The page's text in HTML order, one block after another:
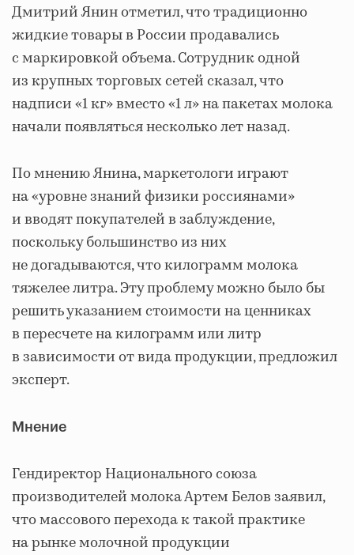
Дмитрий Янин отметил, что традиционно
жидкие товары в России продавались
с маркировкой объема. Сотрудник одной
из крупных торговых сетей сказал, что
надписи «1 кг» вместо «1 л» на пакетах молока
начали появляться несколько лет назад.
По мнению Янина, маркетологи играют
на «уровне знаний физики россиянами»
и вводят покупателей в заблуждение,
поскольку большинство из них
не догадываются, что килограмм молока
тяжелее литра. Эту проблему можно было бы
решить указанием стоимости на ценниках
в пересчете на килограмм или литр
в зависимости от вида продукции, предложил
эксперт.
Мнение
Гендиректор Национального союза
производителей молока Артем Белов заявил,
что массового перехода к такой практике
на рынке молочной продукции